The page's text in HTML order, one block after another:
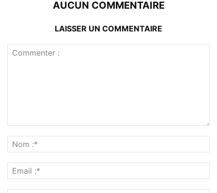
AUCUN COMMENTAIRE
LAISSER UN COMMENTAIRE